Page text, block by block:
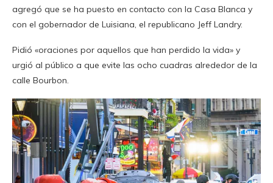
agregó que se ha puesto en contacto con la Casa Blanca y
con el gobernador de Luisiana, el republicano Jeff Landry.
Pidió «oraciones por aquellos que han perdido la vida» y
urgió al público a que evite las ocho cuadras alrededor de la
calle Bourbon.